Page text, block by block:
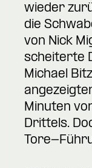
wieder
die
von Nick
scheiterte
Michael
Minuten
Drittels.
Tore-